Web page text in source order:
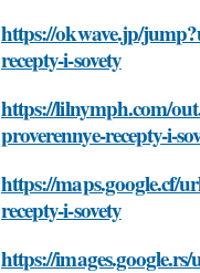
https://okwave.jp/
recepty-i-sovety
https://lilnymph.com/
proverennye-recepty-i-
https://maps.google.cf/
recepty-i-sovety
https://